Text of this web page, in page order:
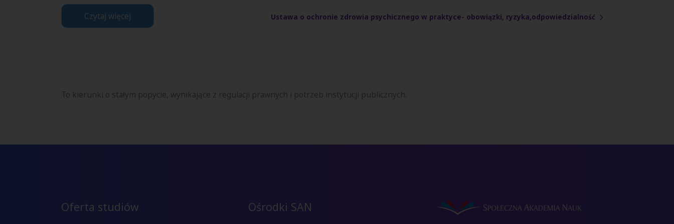
Czytaj więcej Ustawa o ochronie zdrowia psychicznego w praktyce- obowiązki, ryzyka,odpowiedzialność
To kierunki o stałym popycie, wynikające z regulacji prawnych i potrzeb instytucji publicznych.
Oferta studiów Ośrodki SAN